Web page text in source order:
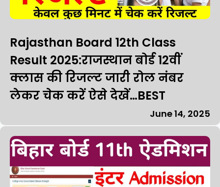
Rajasthan Board 12th Class
Result 2025:राजस्थान बोर्ड 12वीं
क्लास की रिजल्ट जारी रोल नंबर
लेकर चेक करें ऐसे देखें…BEST
June 14, 2025